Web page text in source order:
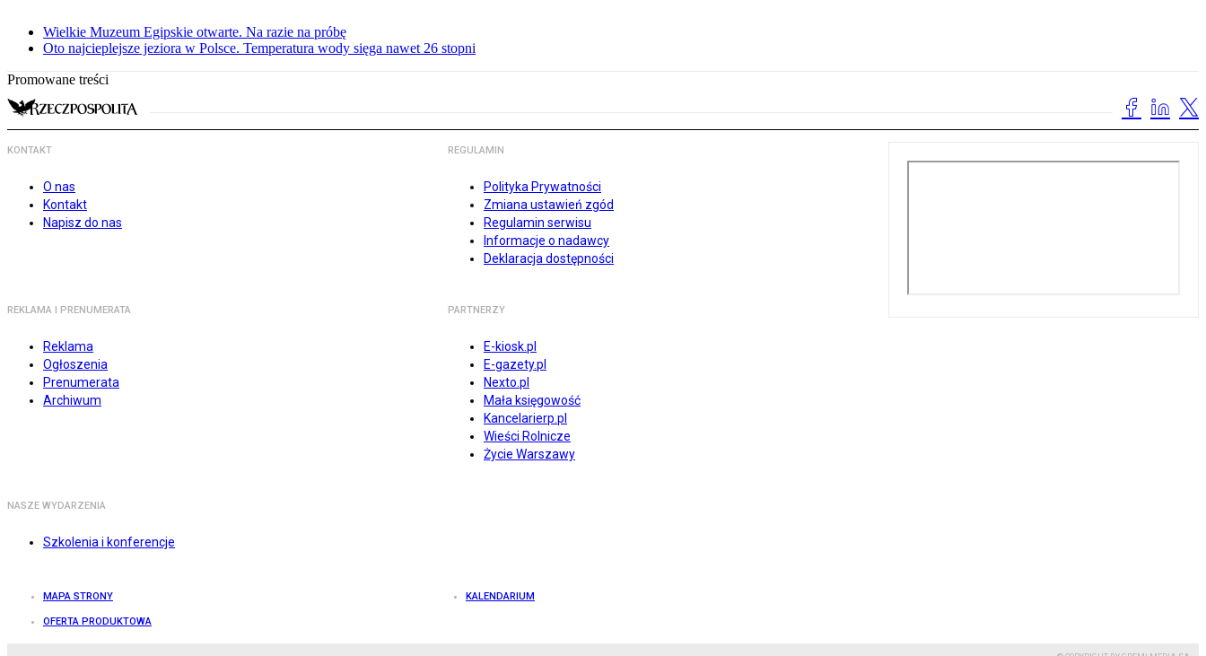
Wielkie Muzeum Egipskie otwarte. Na razie na próbę
Oto najcieplejsze jeziora w Polsce. Temperatura wody sięga nawet 26 stopni
Promowane treści
KONTAKT
O nas
Kontakt
Napisz do nas
REGULAMIN
Polityka Prywatności
Zmiana ustawień zgód
Regulamin serwisu
Informacje o nadawcy
Deklaracja dostępności
REKLAMA I PRENUMERATA
Reklama
Ogłoszenia
Prenumerata
Archiwum
PARTNERZY
E-kiosk.pl
E-gazety.pl
Nexto.pl
Mała księgowość
Kancelarierp.pl
Wieści Rolnicze
Życie Warszawy
NASZE WYDARZENIA
Szkolenia i konferencje
MAPA STRONY KALENDARIUM
OFERTA PRODUKTOWA